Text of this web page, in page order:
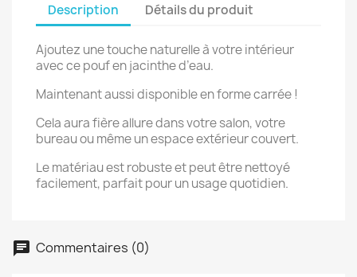
Description Détails du produit
Ajoutez une touche naturelle à votre intérieur
avec ce pouf en jacinthe d’eau.
Maintenant aussi disponible en forme carrée !
Cela aura fière allure dans votre salon, votre
bureau ou même un espace extérieur couvert.
Le matériau est robuste et peut être nettoyé
facilement, parfait pour un usage quotidien.
Commentaires (0)